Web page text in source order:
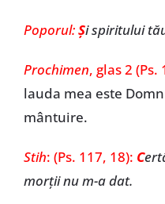
Poporul:Şi spiritului
Prochimen, glas 2 (Ps.
lauda mea este
mântuire.
Stih: (Ps. 117, 18): C
morții nu m-a dat.